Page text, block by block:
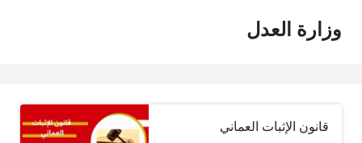
وزارة العدل
قانون الإثبات العماني